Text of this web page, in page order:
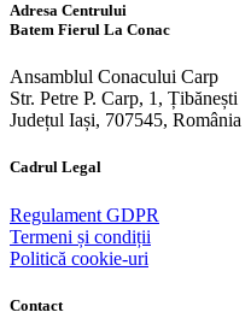
Adresa Centrului
Batem Fierul La Conac
Ansamblul Conacului Carp
Str. Petre P. Carp, 1, Țibănești
Județul Iași, 707545, România
Cadrul Legal
Regulament GDPR
Termeni și condiții
Politică cookie-uri
Contact